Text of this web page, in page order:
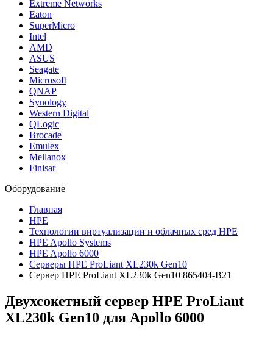
Extreme Networks
Eaton
SuperMicro
Intel
AMD
ASUS
Seagate
Microsoft
QNAP
Synology
Western Digital
QLogic
Brocade
Emulex
Mellanox
Finisar
Оборудование
Главная
HPE
Технологии виртуализации и облачных сред HPE
HPE Apollo Systems
HPE Apollo 6000
Серверы HPE ProLiant XL230k Gen10
Сервер HPE ProLiant XL230k Gen10 865404-B21
Двухсокетный сервер HPE ProLiant
XL230k Gen10 для Apollo 6000